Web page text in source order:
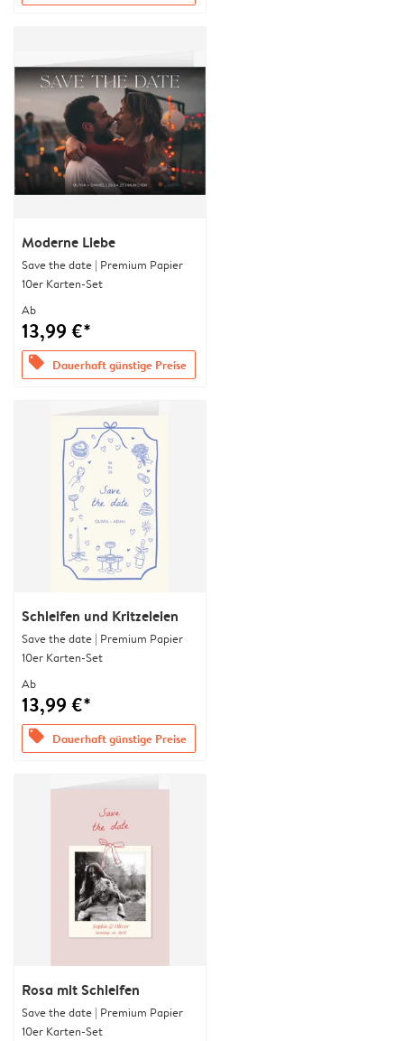
Moderne Liebe
Save the date | Premium Papier
10er Karten-Set
Ab
13,99 €*
offers Dauerhaft günstige Preise
Schleifen und Kritzeleien
Save the date | Premium Papier
10er Karten-Set
Ab
13,99 €*
offers Dauerhaft günstige Preise
Rosa mit Schleifen
Save the date | Premium Papier
10er Karten-Set